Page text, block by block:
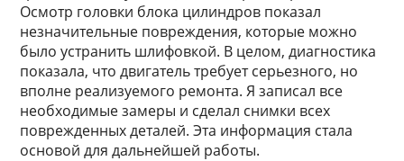
Осмотр головки блока цилиндров показал
незначительные повреждения, которые можно
было устранить шлифовкой. В целом, диагностика
показала, что двигатель требует серьезного, но
вполне реализуемого ремонта. Я записал все
необходимые замеры и сделал снимки всех
поврежденных деталей. Эта информация стала
основой для дальнейшей работы.